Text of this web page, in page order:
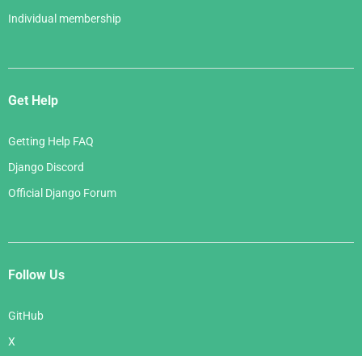
Individual membership
Get Help
Getting Help FAQ
Django Discord
Official Django Forum
Follow Us
GitHub
X